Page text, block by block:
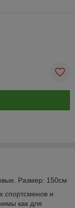
Размер: 150см
и
как для